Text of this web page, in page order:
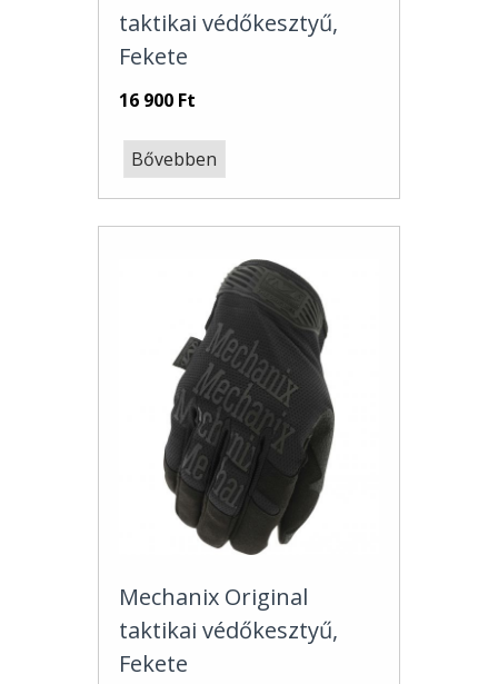
taktikai védőkesztyű,
Fekete
16 900 Ft
Bővebben
Mechanix Original
taktikai védőkesztyű,
Fekete